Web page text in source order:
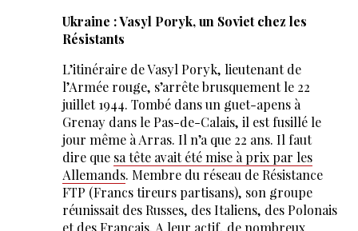
Ukraine : Vasyl Poryk, un Soviet chez les
Résistants
L’itinéraire de Vasyl Poryk, lieutenant de
l’Armée rouge, s’arrête brusquement le 22
juillet 1944. Tombé dans un guet-apens à
Grenay dans le Pas-de-Calais, il est fusillé le
jour même à Arras. Il n’a que 22 ans. Il faut
dire que sa tête avait été mise à prix par les
Allemands. Membre du réseau de Résistance
FTP (Francs tireurs partisans), son groupe
réunissait des Russes, des Italiens, des Polonais
et des Français. A leur actif, de nombreux